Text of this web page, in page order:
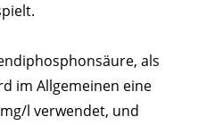
als
im Allgemeinen eine
l verwendet, und